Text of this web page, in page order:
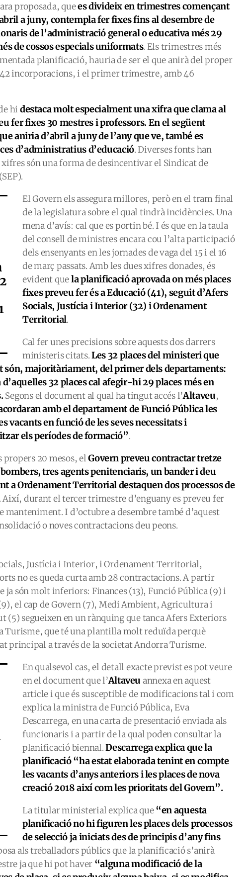
proposada, quees divideix en trimestres començant
a juny, contempla fer fixes fins al desembre de
de l’administració general o educativa més 29
de cossos especials uniformats. Els trimestres més
planificació, hauria de ser el que anirà del proper
incorporacions, i el primer trimestre, amb 46
hi destaca molt especialment una xifra que clama al
fer fixes 30 mestres i professors. En el següent
aniria d’abril a juny de l’any que ve, també es
d’administratius d’educació. Diverses fonts han
xifres són una forma de desincentivar el Sindicat de
El Govern els assegura millores, però en el tram final
de la legislatura sobre el qual tindrà incidències. Una
mena d’avís: cal que es portin bé. I és que en la taula
del consell de ministres encara cou l’alta participació
dels ensenyants en les jornades de vaga del 15 i el 16
de març passats. Amb les dues xifres donades, és
evident quela planificació aprovada on més places
fixes preveu fer és a Educació (41), seguit d’Afers
Socials, Justícia i Interior (32) i Ordenament
Territorial.
Cal fer unes precisions sobre aquests dos darrers
ministeris citats.Les 32 places del ministeri que
són, majoritàriament, del primer dels departaments:
32 places cal afegir-hi 29 places més en
Segons el document al qual ha tingut accés l’Altaveu,
amb el departament de Funció Pública les
vacants en funció de les seves necessitats i
els períodes de formació”.
propers 20 mesos, elGovern preveu contractar tretze
tres agents penitenciaris, un bander i deu
a Ordenament Territorial destaquen dos processos de
Així, durant el tercer trimestre d’enguany es preveu fer
manteniment. I d’octubre a desembre també d’aquest
o noves contractacions deu peons.
Justícia i Interior, i Ordenament Territorial,
no es queda curta amb 28 contractacions. A partir
ja són molt inferiors: Finances (13), Funció Pública (9) i
el cap de Govern (7), Medi Ambient, Agricultura i
(5) segueixen en un rànquing que tanca Afers Exteriors
Turisme, que té una plantilla molt reduïda perquè
principal a través de la societat Andorra Turisme.
En qualsevol cas, el detall exacte previst es pot veure
en el document que l’Altaveu annexa en aquest
article i que és susceptible de modificacions tal i com
explica la ministra de Funció Pública, Eva
Descarrega, en una carta de presentació enviada als
funcionaris i a partir de la qual poden consultar la
planificació biennal.Descarrega explica que la
planificació “ha estat elaborada tenint en compte
les vacants d’anys anteriors i les places de nova
creació 2018 així com les prioritats del Govern”.
La titular ministerial explica que“en aquesta
planificació no hi figuren les places dels processos
de selecció ja iniciats des de principis d’any fins
als treballadors públics que la planificació s’anirà
ja que hi pot haver “alguna modificació de la